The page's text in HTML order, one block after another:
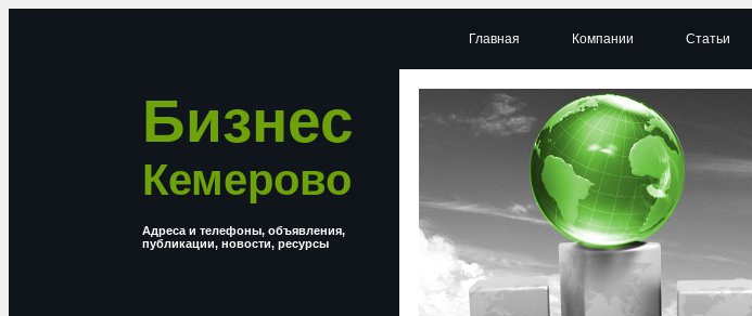
Бизнес
Кемерово
Адреса и телефоны, объявления,
публикации, новости, ресурсы
Главная Компании Статьи